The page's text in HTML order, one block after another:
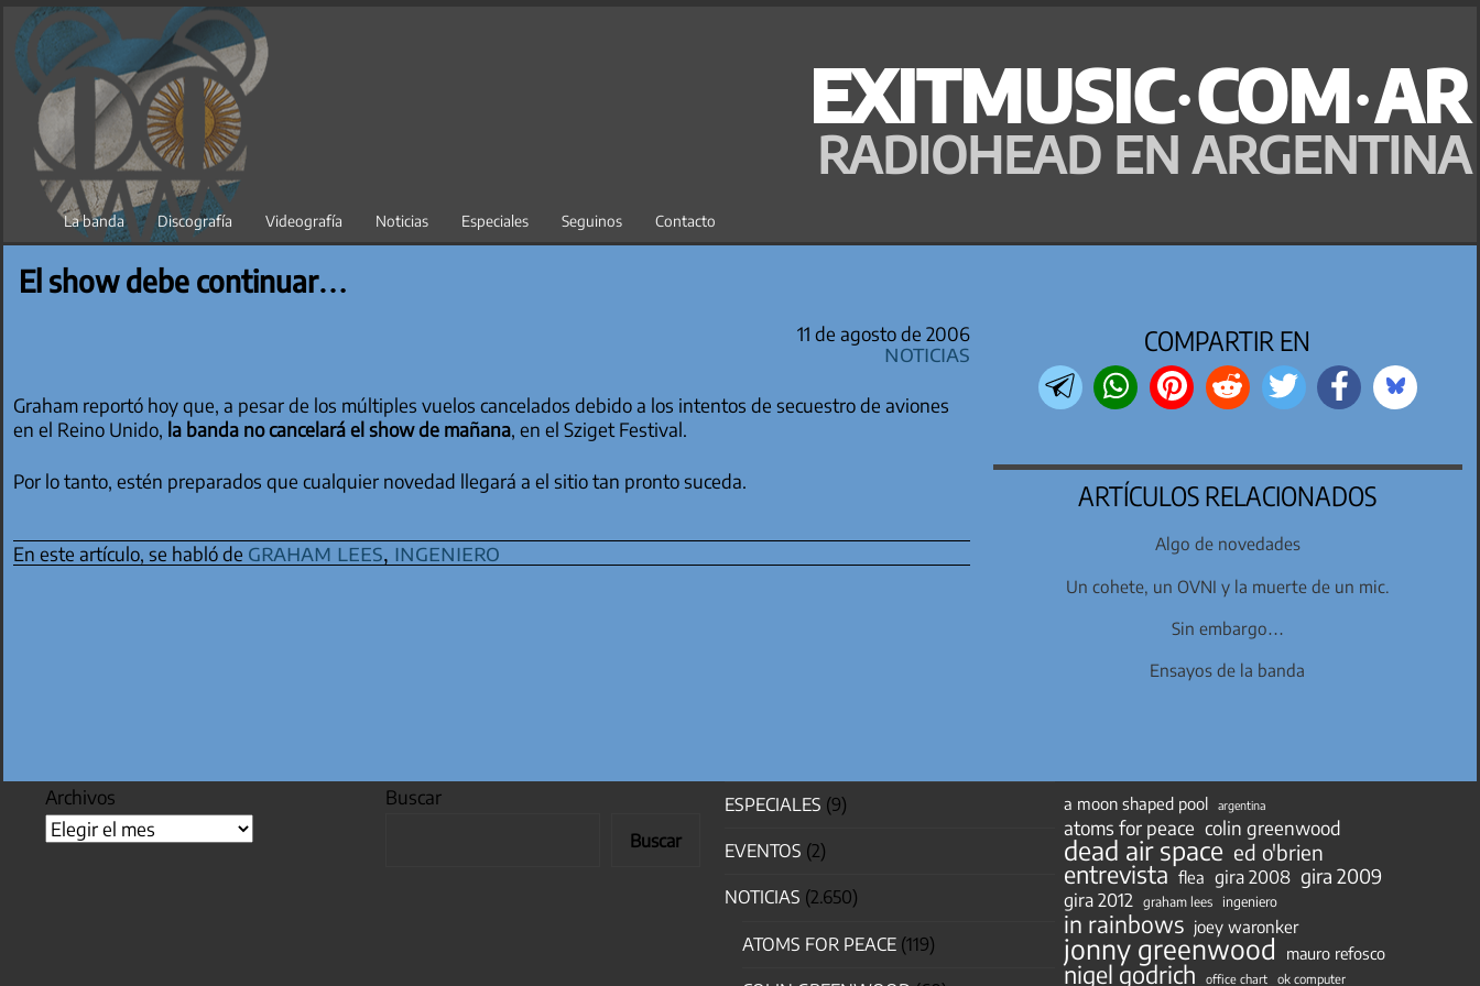
Saltar
contenido
EXITMUSIC·COM·AR
RADIOHEAD EN ARGENTINA
La banda Discografía Videografía Noticias Especiales Seguinos Contacto
El show debe continuar…
11 de agosto de 2006
Noticias
Graham reportó hoy que, a pesar de los múltiples vuelos cancelados debido a los intentos de secuestro de aviones
en el Reino Unido, la banda no cancelará el show de mañana, en el Sziget Festival.
Por lo tanto, estén preparados que cualquier novedad llegará a el sitio tan pronto suceda.
En este artículo, se habló de graham lees ingeniero
COMPARTIR EN
ARTÍCULOS RELACIONADOS
Algo de novedades
Un cohete, un OVNI y la muerte de un mic.
Sin embargo…
Ensayos de la banda
Archivos Buscar
Buscar
ESPECIALES (9)
EVENTOS (2)
NOTICIAS (2.650)
ATOMS FOR PEACE (119)
a moon shaped pool argentina
atoms for peace colin greenwood
dead air space ed o'brien
entrevista flea gira 2008 gira 2009
gira 2012 graham lees ingeniero
in rainbows joey waronker
jonny greenwood mauro refosco
nigel godrich office chart ok computer